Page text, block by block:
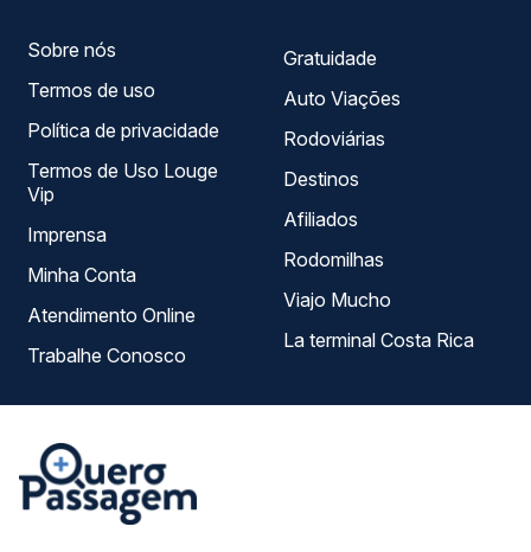
Sobre nós
Termos de uso
Política de privacidade
Termos de Uso Louge
Vip
Imprensa
Minha Conta
Atendimento Online
Trabalhe Conosco
Gratuidade
Auto Viações
Rodoviárias
Destinos
Afiliados
Rodomilhas
Viajo Mucho
La terminal Costa Rica